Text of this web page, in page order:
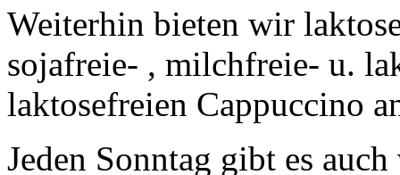
Weiterhin bieten wir
sojafreie- , milchfreie- u.
laktosefreien Cappuccino
Jeden Sonntag gibt es